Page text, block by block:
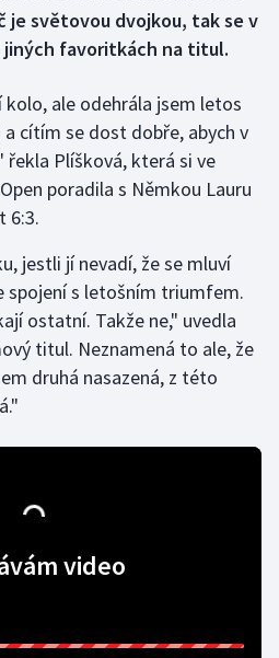
je světovou dvojkou, tak se v
jiných favoritkách na titul.
ale odehrála jsem letos
cítím se dost dobře, abych v
Plíšková, která si ve
poradila s Němkou Lauru
6:3.
jestli jí nevadí, že se mluví
spojení s letošním triumfem.
ostatní. Takže ne," uvedla
titul. Neznamená to ale, že
druhá nasazená, z této
video